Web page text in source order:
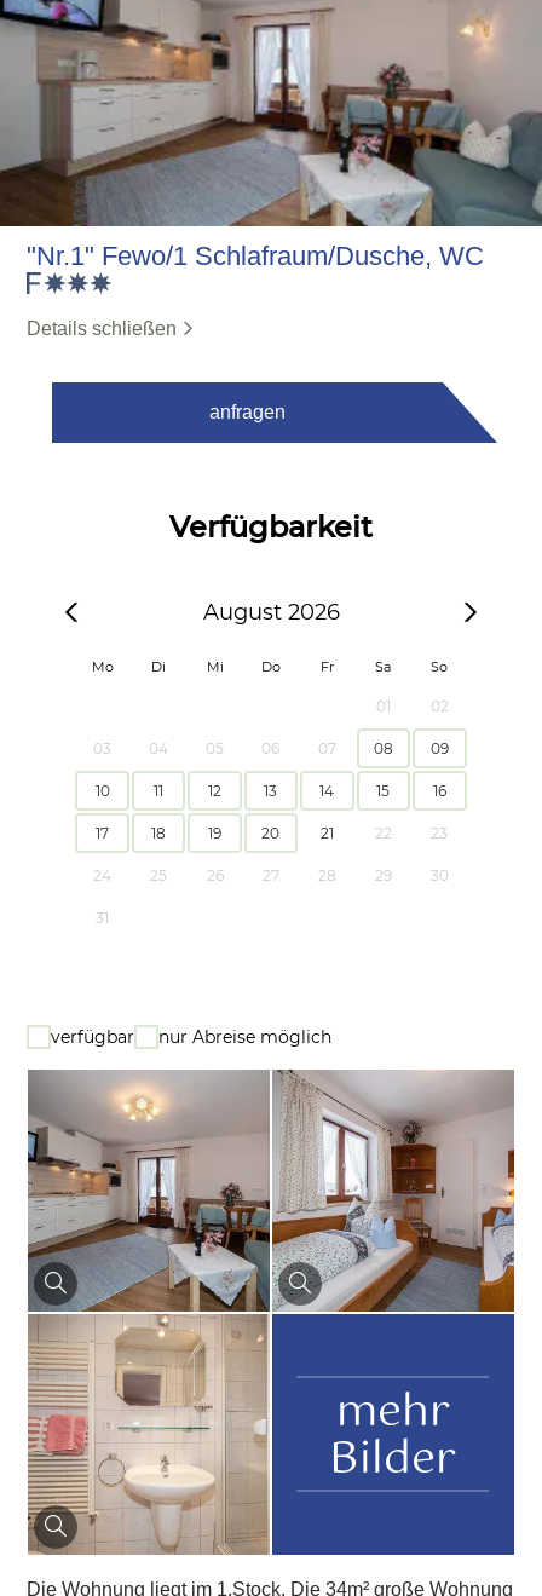
"Nr.1" Fewo/1 Schlafraum/Dusche, WC
Details schließen
anfragen
Verfügbarkeit
August 2026
Mo Di Mi Do Fr Sa So
01 02
03 04 05 06 07 08 09
10 11 12 13 14 15 16
17 18 19 20 21 22 23
24 25 26 27 28 29 30
31
verfügbar nur Abreise möglich
mehr
Bilder
Die Wohnung liegt im 1.Stock. Die 34m² große Wohnung